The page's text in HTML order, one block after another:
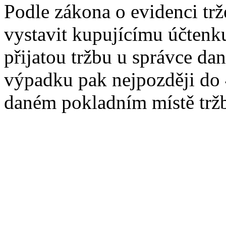
Podle zákona o evidenci
vystavit kupujícímu
přijatou tržbu u správce
výpadku pak nejpozději
daném pokladním místě